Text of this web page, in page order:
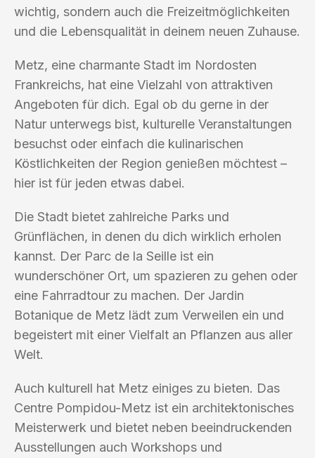
wichtig, sondern auch die Freizeitmöglichkeiten
und die Lebensqualität in deinem neuen Zuhause.
Metz, eine charmante Stadt im Nordosten
Frankreichs, hat eine Vielzahl von attraktiven
Angeboten für dich. Egal ob du gerne in der
Natur unterwegs bist, kulturelle Veranstaltungen
besuchst oder einfach die kulinarischen
Köstlichkeiten der Region genießen möchtest –
hier ist für jeden etwas dabei.
Die Stadt bietet zahlreiche Parks und
Grünflächen, in denen du dich wirklich erholen
kannst. Der Parc de la Seille ist ein
wunderschöner Ort, um spazieren zu gehen oder
eine Fahrradtour zu machen. Der Jardin
Botanique de Metz lädt zum Verweilen ein und
begeistert mit einer Vielfalt an Pflanzen aus aller
Welt.
Auch kulturell hat Metz einiges zu bieten. Das
Centre Pompidou-Metz ist ein architektonisches
Meisterwerk und bietet neben beeindruckenden
Ausstellungen auch Workshops und